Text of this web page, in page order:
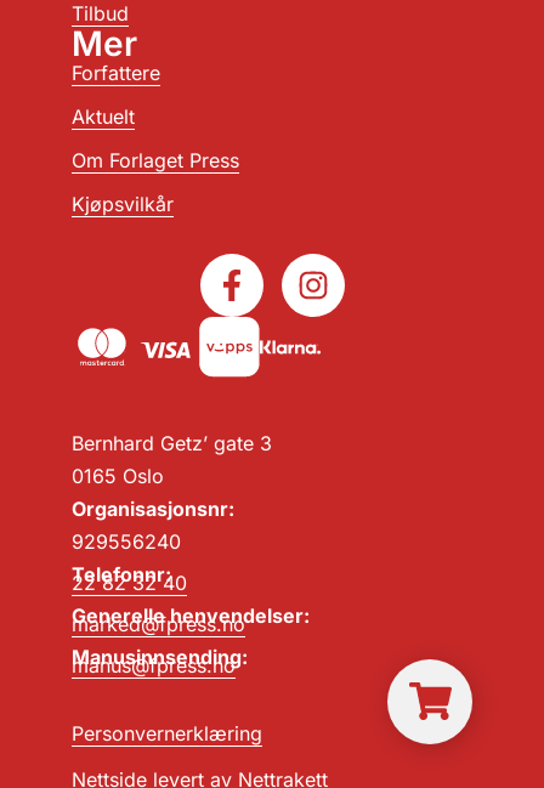
Bernhard Getz’ gate 3
0165 Oslo
Organisasjonsnr:
929556240
Telefonnr:
22 82 32 40
Generelle henvendelser:
marked@fpress.no
Manusinnsending:
manus@fpress.no
Personvernerklæring
Nettside levert av Nettrakett
Tilbud
Mer
Forfattere
Aktuelt
Om Forlaget Press
Kjøpsvilkår